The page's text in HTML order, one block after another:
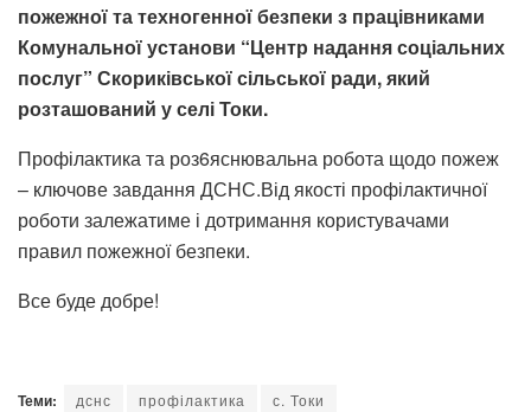
пожежної та техногенної безпеки з працівниками
Комунальної установи “Центр надання соціальних
послуг” Скориківської сільської ради, який
розташований у селі Токи.
Профілактика та роз6яснювальна робота щодо пожеж
– ключове завдання ДСНС.Від якості профілактичної
роботи залежатиме і дотримання користувачами
правил пожежної безпеки.
Все буде добре!
Теми: дснс профілактика с. Токи